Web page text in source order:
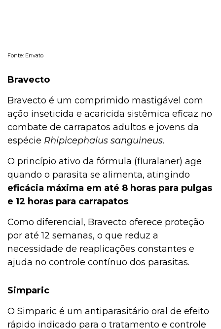
Fonte: Envato
Bravecto
Bravecto é um comprimido mastigável com
ação inseticida e acaricida sistêmica eficaz no
combate de carrapatos adultos e jovens da
espécie Rhipicephalus sanguineus.
O princípio ativo da fórmula (fluralaner) age
quando o parasita se alimenta, atingindo
eficácia máxima em até 8 horas para pulgas
e 12 horas para carrapatos.
Como diferencial, Bravecto oferece proteção
por até 12 semanas, o que reduz a
necessidade de reaplicações constantes e
ajuda no controle contínuo dos parasitas.
Simparic
O Simparic é um antiparasitário oral de efeito
rápido indicado para o tratamento e controle